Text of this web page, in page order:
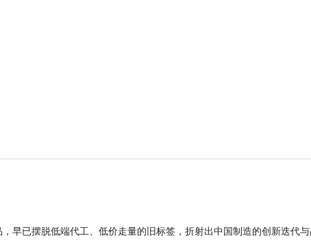
早已摆脱低端代工、低价走量的旧标签，折射出中国制造的创新迭代